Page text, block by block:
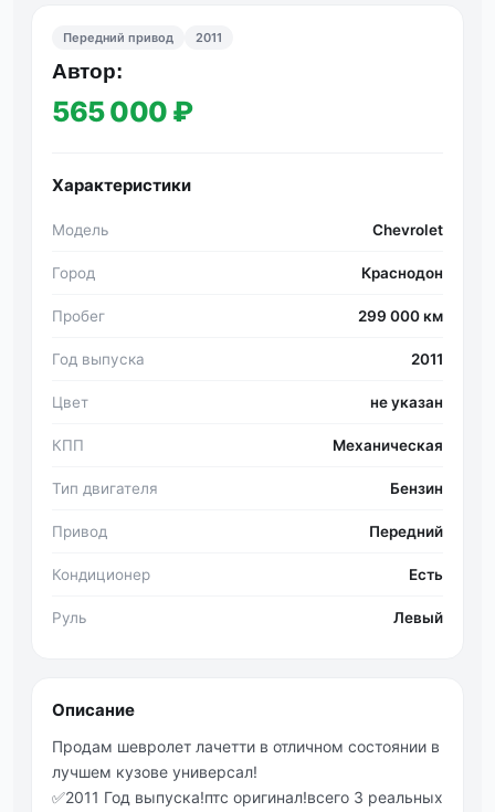
Передний привод 2011
Автор:
565 000 ₽
Характеристики
Модель Chevrolet
Город Краснодон
Пробег 299 000 км
Год выпуска 2011
Цвет не указан
КПП Механическая
Тип двигателя Бензин
Привод Передний
Кондиционер Есть
Руль Левый
Описание
Продам шевролет лачетти в отличном состоянии в
лучшем кузове универсал!
✅2011 Год выпуска!птс оригинал!всего 3 реальных